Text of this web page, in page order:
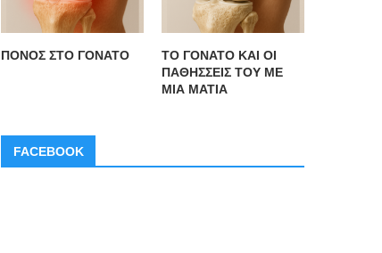
ΠΟΝΟΣ ΣΤΟ ΓΟΝΑΤΟ
ΤΟ ΓΟΝΑΤΟ ΚΑΙ ΟΙ
ΠΑΘΗΣΣΕΙΣ ΤΟΥ ΜΕ
ΜΙΑ ΜΑΤΙΑ
FACEBOOK